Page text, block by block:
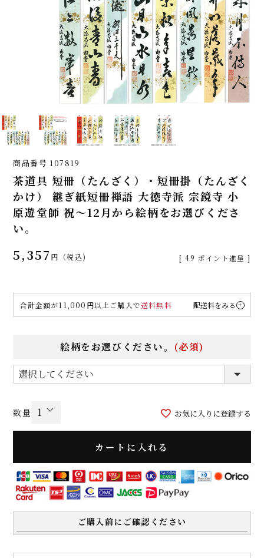
商品番号 107819
茶道具 短冊（たんざく）・短冊掛（たんざく
かけ） 継ぎ紙短冊禅語 大徳寺派 宗鏡寺 小
原遊堂師 祝～12月から絵柄をお選びくださ
い。
5,357 税込 [ 49 ポイント進呈 ]
合計金額が11,000円以上ご購入で送料無料 配送料をみる
絵柄をお選びください。 (必須)
お気に入りに登録する
カートに入れる
ご購入前にご確認ください